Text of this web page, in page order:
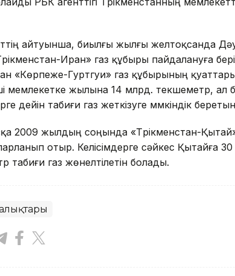
айтуынша, биылғы жылғы желтоқсанда
Иран» газ құбыры пайдалануға
«Көрпеже-Гуртгуи» газ құбырының
мемлекетке жылына 14 млрд. текшеметр, ал
дейін табиғи газ жеткізуге мүмкіндік
2009 жылдың соңында «Түрікменстан-
отыр. Келісімдерге сәйкес Қытайға
табиғи газ жөнелтілетін болады.